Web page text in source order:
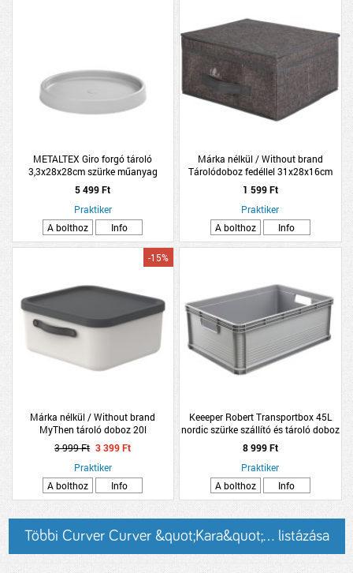
METALTEX Giro forgó tároló
3,3x28x28cm szürke műanyag
5 499 Ft
Praktiker
A bolthoz
Info
Márka nélkül / Without brand
Tárolódoboz fedéllel 31x28x16cm
világosszürke poliészter
1 599 Ft
Praktiker
A bolthoz
Info
Márka nélkül / Without brand
MyThen tároló doboz 20l
17,7x38x39,5cm bézs-fekete
műanyag
-15%
3 999 Ft 3 399 Ft
Praktiker
A bolthoz
Info
Keeeper Robert Transportbox 45L
nordic szürke szállító és tároló doboz
8 999 Ft
Praktiker
A bolthoz
Info
Többi Curver Curver &quot;Kara&quot;... listázása